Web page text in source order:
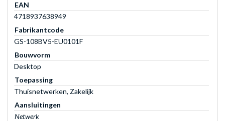
EAN
4718937638949
Fabrikantcode
GS-108BV5-EU0101F
Bouwvorm
Desktop
Toepassing
Thuisnetwerken, Zakelijk
Aansluitingen
Netwerk